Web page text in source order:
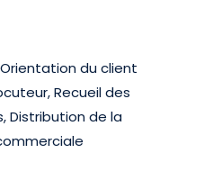
du client
Recueil des
Distribution de la